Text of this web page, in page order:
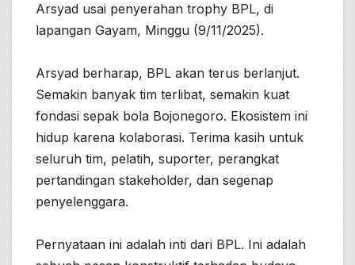
Arsyad usai penyerahan trophy BPL, di
lapangan Gayam, Minggu (9/11/2025).
Arsyad berharap, BPL akan terus berlanjut.
Semakin banyak tim terlibat, semakin kuat
fondasi sepak bola Bojonegoro. Ekosistem ini
hidup karena kolaborasi. Terima kasih untuk
seluruh tim, pelatih, suporter, perangkat
pertandingan stakeholder, dan segenap
penyelenggara.
Pernyataan ini adalah inti dari BPL. Ini adalah